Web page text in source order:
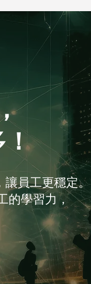
！
讓員工更穩定。
的學習力，